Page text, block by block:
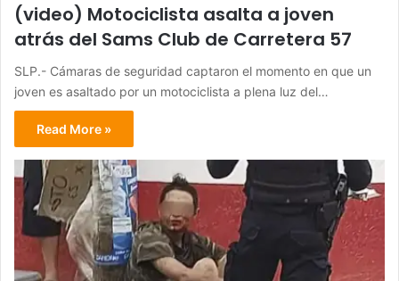
(video) Motociclista asalta a joven
atrás del Sams Club de Carretera 57
SLP.- Cámaras de seguridad captaron el momento en que un
joven es asaltado por un motociclista a plena luz del…
Read More »